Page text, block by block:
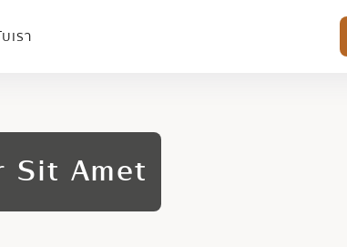
เรา
Sit Amet